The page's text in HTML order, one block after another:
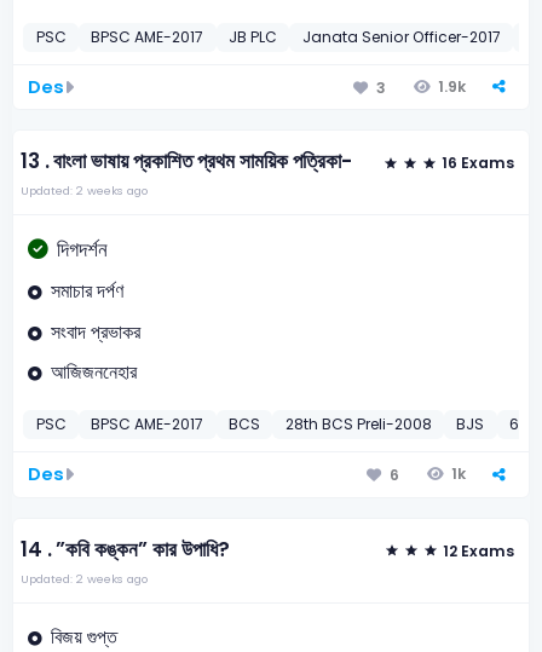
PSC BPSC AME-2017 JB PLC Janata Senior Officer-2017
Des 3 1.9k
13 .বাংলা ভাষায় প্রকাশিত প্রথম সাময়িক পত্রিকা- 16 Exams
Updated: 2 weeks ago
দিগদর্শন
সমাচার দর্পণ
সংবাদ প্রভাকর
আজিজননেহার
PSC BPSC AME-2017 BCS 28th BCS Preli-2008 BJS 6th
Des 6 1k
14 .”কবি কঙ্কন” কার উপাধি? 12 Exams
Updated: 2 weeks ago
বিজয় গুপ্ত